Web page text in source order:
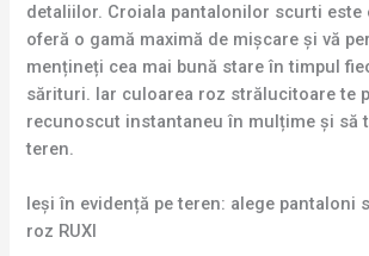
detaliilor. Croiala pantalonilor scurti este
oferă o gamă maximă de mișcare și vă
mențineți cea mai bună stare în timpul
sărituri. Iar culoarea roz strălucitoare te
recunoscut instantaneu în mulțime și să
teren.
Ieși în evidență pe teren: alege pantaloni
roz RUXI